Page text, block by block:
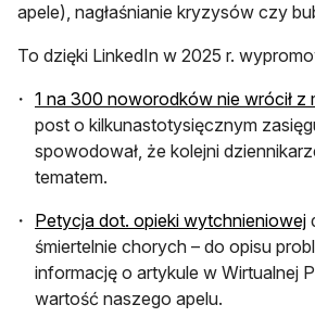
apele), nagłaśnianie kryzysów czy
To dzięki LinkedIn w 2025 r.
1 na 300 noworodków nie wrócił z
post o kilkunastotysięcznym
spowodował, że kolejni
tematem.
Petycja dot. opieki wytchnieniowej
śmiertelnie chorych – do opisu
informację o artykule w Wirtualnej
wartość naszego apelu.